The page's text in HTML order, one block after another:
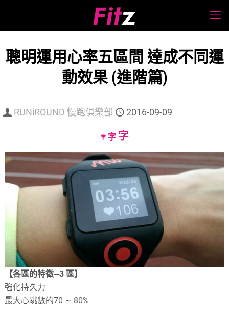
聰明運用心率五區間 達成不同運
動效果 (進階篇)
RUNiROUND 慢跑俱樂部 2016-09-09
字Decrease
size.
字Reset
size.
字Increase
size.
【各區的特徵─3 區】
強化持久力
最大心跳數的70 ∼ 80%